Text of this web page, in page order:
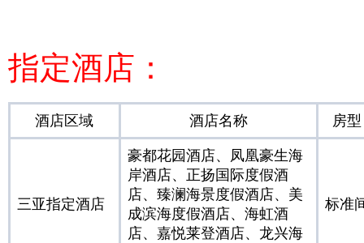
指定酒店：
酒店区域 酒店名称 房型
三亚指定酒店
豪都花园酒店、凤凰豪生海
岸酒店、正扬国际度假酒
店、臻澜海景度假酒店、美
成滨海度假酒店、海虹酒
店、嘉悦莱登酒店、龙兴海
标准